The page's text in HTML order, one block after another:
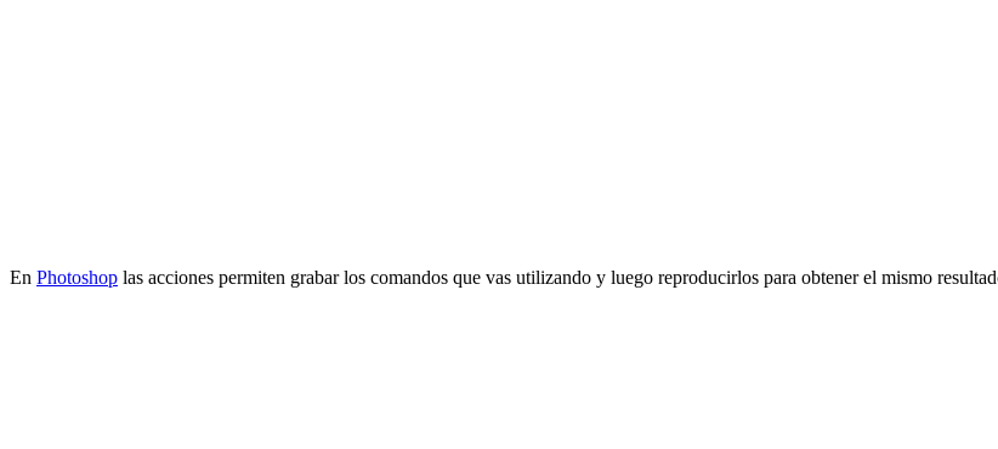
En Photoshop las acciones permiten grabar los comandos que vas utilizando y luego reproducirlos para obtener el mismo